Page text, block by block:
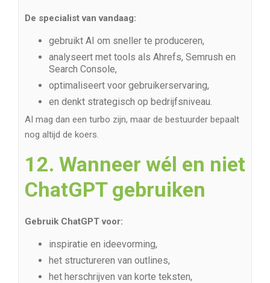
De specialist van vandaag:
gebruikt AI om sneller te produceren,
analyseert met tools als Ahrefs, Semrush en
Search Console,
optimaliseert voor gebruikerservaring,
en denkt strategisch op bedrijfsniveau.
AI mag dan een turbo zijn, maar de bestuurder bepaalt
nog altijd de koers.
12. Wanneer wél en niet
ChatGPT gebruiken
Gebruik ChatGPT voor:
inspiratie en ideevorming,
het structureren van outlines,
het herschrijven van korte teksten,